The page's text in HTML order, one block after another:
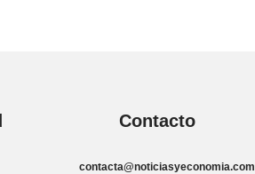
Contacto
contacta@noticiasyeconomia.com